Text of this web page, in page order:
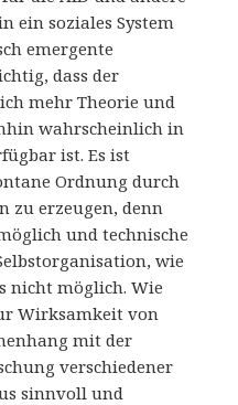
ein soziales System
emergente
dass der
mehr Theorie und
wahrscheinlich in
ist. Es ist
Ordnung durch
zu erzeugen, denn
und technische
wie
nicht möglich. Wie
Wirksamkeit von
mit der
verschiedener
sinnvoll und